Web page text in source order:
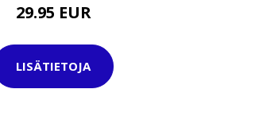
29.95 EUR
LISÄTIETOJA